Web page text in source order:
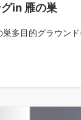
in 雁の巣
多目的グラウン